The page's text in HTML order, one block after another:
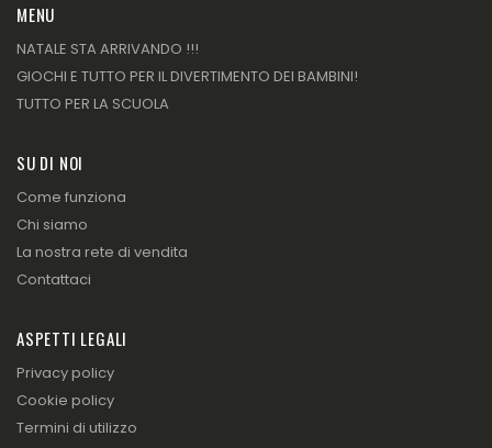
MENU
NATALE STA ARRIVANDO !!!
GIOCHI E TUTTO PER IL DIVERTIMENTO DEI BAMBINI!
TUTTO PER LA SCUOLA
SU DI NOI
Come funziona
Chi siamo
La nostra rete di vendita
Contattaci
ASPETTI LEGALI
Privacy policy
Cookie policy
Termini di utilizzo